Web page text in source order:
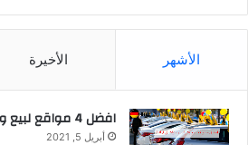
الأشهر الأخيرة
افضل 4 مواقع لبيع وشراء السيارات في ألمانيا
أبريل 5, 2021